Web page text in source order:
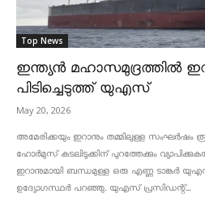
Top News
ഇന്ത്യൻ മഹാസമുദ്രത്തിൽ
പിടിച്ചെടുത്ത് യുഎസ്
May 20, 2026
അമേരിക്കയും ഇറാനും തമ്മിലുള്ള
ഹോർമുസ് കടലിടുക്കിന് പുറത്തേക്കും
ഇറാനുമായി ബന്ധമുള്ള ഒരു എണ്ണ ടാങ്കർ
ഉദ്യോഗസ്ഥർ പറഞ്ഞു. യുഎസ് പ്രസിഡന്റ്...